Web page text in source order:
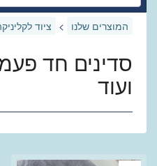
המוצרים שלנו > ציוד
סדינים חד
ועוד